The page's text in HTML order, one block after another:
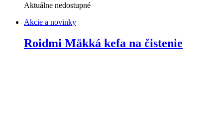
Aktuálne nedostupné
Akcie a novinky
Roidmi Mäkká kefa na čistenie